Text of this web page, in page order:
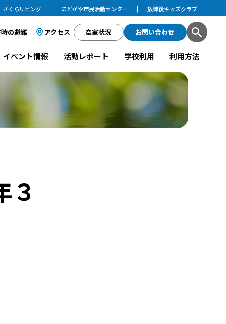
さくらリビング ほどがや市民活動センター 放課後キッズクラブ
の避難 アクセス 空室状況 お問い合わせ
イベント情報 活動レポート 学校利用 利用方法